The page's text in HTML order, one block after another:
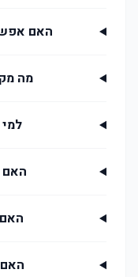
האם
מה
האם